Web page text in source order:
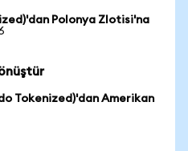
Polonya Zlotisi'na
Tokenized)'dan Amerikan